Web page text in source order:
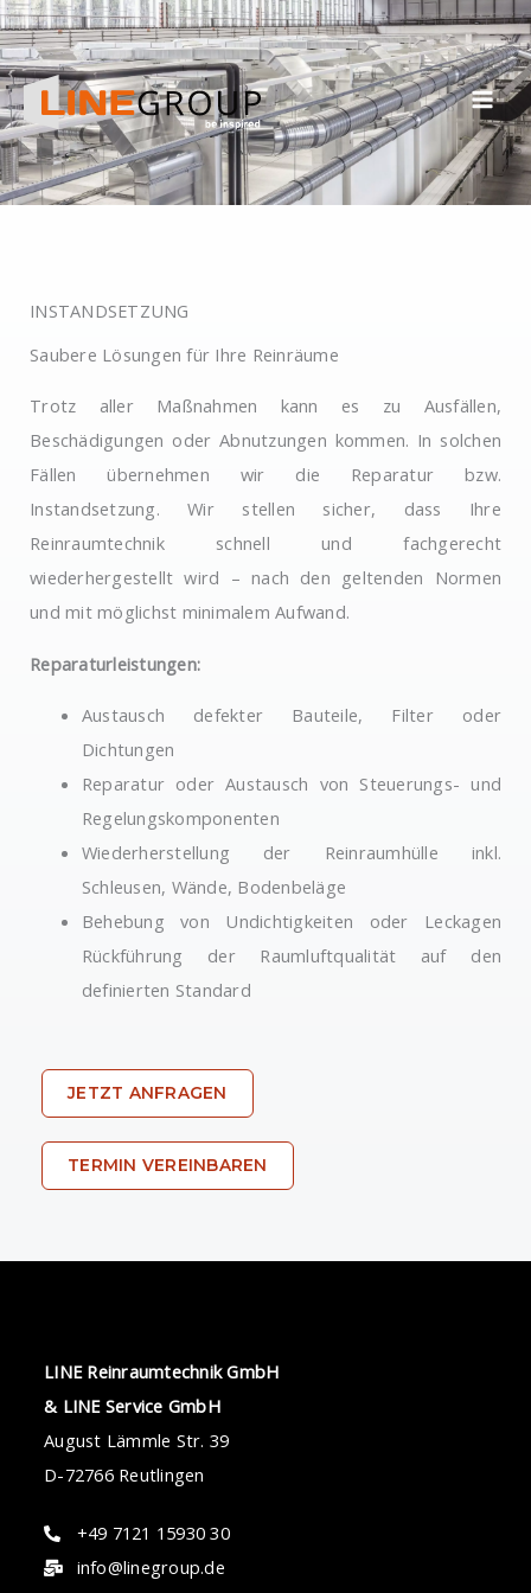
Zum
Inhalt
springen
INSTANDSETZUNG
Saubere Lösungen für Ihre Reinräume
Trotz aller Maßnahmen kann es zu Ausfällen,
Beschädigungen oder Abnutzungen kommen. In solchen
Fällen übernehmen wir die Reparatur bzw.
Instandsetzung. Wir stellen sicher, dass Ihre
Reinraumtechnik schnell und fachgerecht
wiederhergestellt wird – nach den geltenden Normen
und mit möglichst minimalem Aufwand.
Reparaturleistungen:
Austausch defekter Bauteile, Filter oder
Dichtungen
Reparatur oder Austausch von Steuerungs- und
Regelungskomponenten
Wiederherstellung der Reinraumhülle inkl.
Schleusen, Wände, Bodenbeläge
Behebung von Undichtigkeiten oder Leckagen
Rückführung der Raumluftqualität auf den
definierten Standard
JETZT ANFRAGEN
TERMIN VEREINBAREN
LINE Reinraumtechnik GmbH
& LINE Service GmbH
August Lämmle Str. 39
D-72766 Reutlingen
+49 7121 15930 30
info@linegroup.de